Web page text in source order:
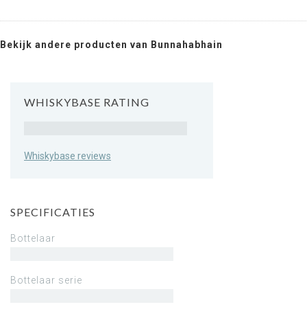
Bekijk andere producten van Bunnahabhain
WHISKYBASE RATING
Whiskybase reviews
SPECIFICATIES
Bottelaar
Bottelaar serie